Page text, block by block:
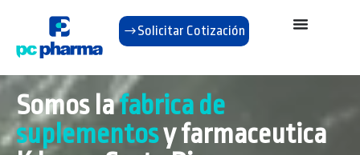
Solicitar Cotización
Somos lafabrica de
suplementosy farmaceutica